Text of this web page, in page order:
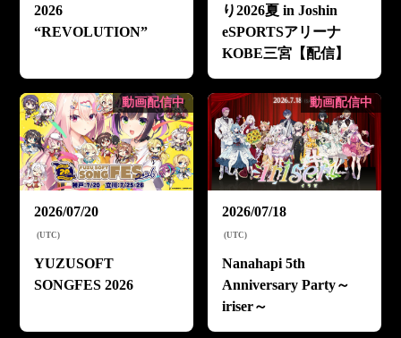
2026
“REVOLUTION”
り2026夏 in Joshin
eSPORTSアリーナ
KOBE三宮【配信】
動画配信中
2026/07/20
(UTC)
YUZUSOFT
SONGFES 2026
動画配信中
2026/07/18
(UTC)
Nanahapi 5th
Anniversary Party～
iriser～